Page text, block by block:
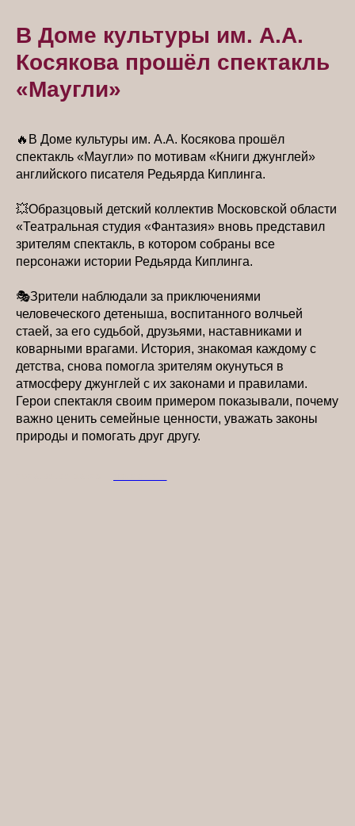
В Доме культуры им. А.А.
Косякова прошёл спектакль
«Маугли»
🔥В Доме культуры им. А.А. Косякова прошёл
спектакль «Маугли» по мотивам «Книги джунглей»
английского писателя Редьярда Киплинга.
💥Образцовый детский коллектив Московской области
«Театральная студия «Фантазия» вновь представил
зрителям спектакль, в котором собраны все
персонажи истории Редьярда Киплинга.
🎭Зрители наблюдали за приключениями
человеческого детеныша, воспитанного волчьей
стаей, за его судьбой, друзьями, наставниками и
коварными врагами. История, знакомая каждому с
детства, снова помогла зрителям окунуться в
атмосферу джунглей с их законами и правилами.
Герои спектакля своим примером показывали, почему
важно ценить семейные ценности, уважать законы
природы и помогать друг другу.